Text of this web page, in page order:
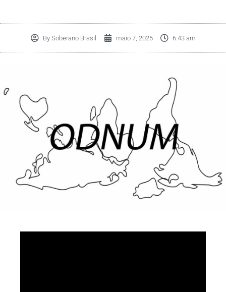
BySoberano Brasil maio 7, 2025 6:43 am